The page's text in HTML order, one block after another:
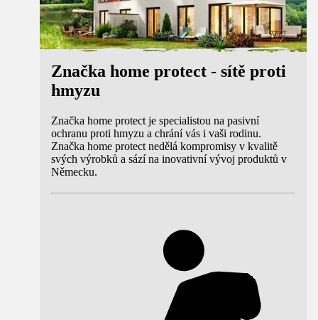
Značka home protect - sítě proti
hmyzu
Značka home protect je specialistou na pasivní
ochranu proti hmyzu a chrání vás i vaši rodinu.
Značka home protect nedělá kompromisy v kvalitě
svých výrobků a sází na inovativní vývoj produktů v
Německu.